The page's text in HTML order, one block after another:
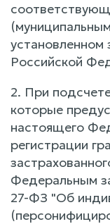
установленном
Российской
2. При
которые
настоящего
регистрации
Федеральным
27-ФЗ "Об